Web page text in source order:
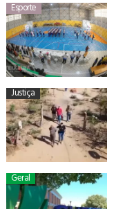
Esporte
Justiça
Geral